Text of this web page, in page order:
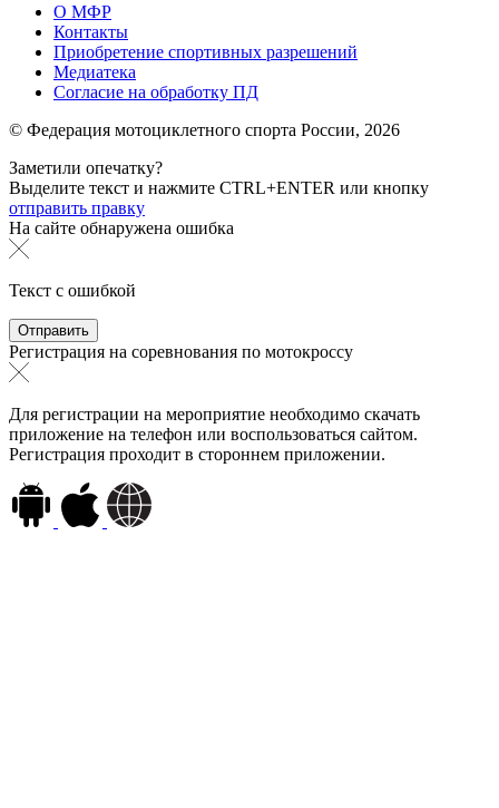
О МФР
Контакты
Приобретение спортивных разрешений
Медиатека
Согласие на обработку ПД
© Федерация мотоциклетного спорта России, 2026
Заметили опечатку?
Выделите текст и нажмите CTRL+ENTER или кнопку
отправить правку
На сайте обнаружена ошибка
Текст с ошибкой
Регистрация на соревнования по мотокроссу
Для регистрации на мероприятие необходимо скачать
приложение на телефон или воспользоваться сайтом.
Регистрация проходит в стороннем приложении.